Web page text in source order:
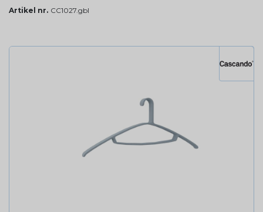
Artikel nr. CC1027.gbl